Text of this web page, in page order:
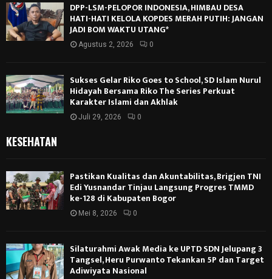
DPP-LSM-PELOPOR INDONESIA, HIMBAU DESA
HATI-HATI KELOLA KOPDES MERAH PUTIH: JANGAN
JADI BOM WAKTU UTANG*
Agustus 2, 2026 0
Sukses Gelar Riko Goes to School, SD Islam Nurul
Hidayah Bersama Riko The Series Perkuat
Karakter Islami dan Akhlak
Juli 29, 2026 0
KESEHATAN
Pastikan Kualitas dan Akuntabilitas, Brigjen TNI
Edi Yusnandar Tinjau Langsung Progres TMMD
ke-128 di Kabupaten Bogor
Mei 8, 2026 0
Silaturahmi Awak Media ke UPTD SDN Jelupang 3
Tangsel, Heru Purwanto Tekankan 5P dan Target
Adiwiyata Nasional